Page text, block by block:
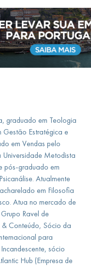
graduado em Teologia
Gestão Estratégica e
em Vendas pelo
Metodista
pós-graduado em
Atualmente
em Filosofia
Atua no mercado de
Ravel de
Conteúdo, Sócio da
para
sócio
Hub (Empresa de